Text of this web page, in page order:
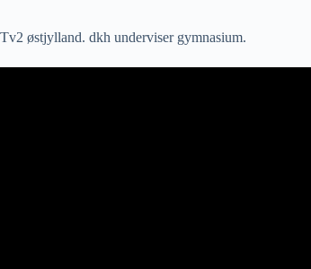
Tv2 østjylland. dkh underviser gymnasium.